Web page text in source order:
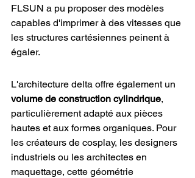
FLSUN a pu proposer des modèles
capables d'imprimer à des vitesses que
les structures cartésiennes peinent à
égaler.
L'architecture delta offre également un
volume de construction cylindrique,
particulièrement adapté aux pièces
hautes et aux formes organiques. Pour
les créateurs de cosplay, les designers
industriels ou les architectes en
maquettage, cette géométrie